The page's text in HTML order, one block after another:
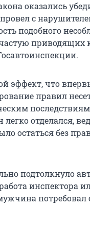
оказались
с
подобного
приводящих
эффект, что
правил
отделался,
остаться без
подтолкнуло
инспектора
потребовал